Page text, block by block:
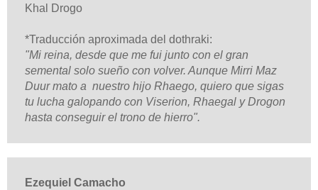
Khal Drogo
*Traducción aproximada del dothraki:
"Mi reina, desde que me fui junto con el gran
semental solo sueño con volver. Aunque Mirri Maz
Duur mato a nuestro hijo Rhaego, quiero que sigas
tu lucha galopando con Viserion, Rhaegal y Drogon
hasta conseguir el trono de hierro".
Ezequiel Camacho